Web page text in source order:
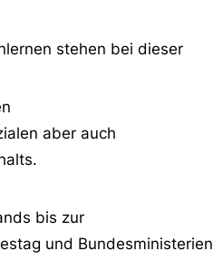
stehen bei dieser
aber auch
bis zur
und Bundesministerien